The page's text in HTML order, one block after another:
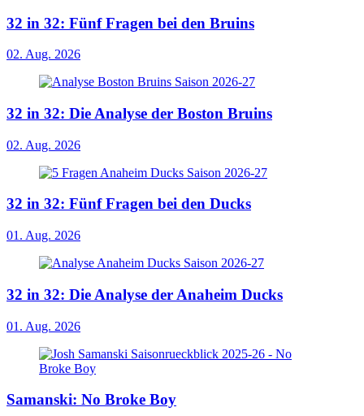
32 in 32: Fünf Fragen bei den Bruins
02. Aug. 2026
32 in 32: Die Analyse der Boston Bruins
02. Aug. 2026
32 in 32: Fünf Fragen bei den Ducks
01. Aug. 2026
32 in 32: Die Analyse der Anaheim Ducks
01. Aug. 2026
Samanski: No Broke Boy